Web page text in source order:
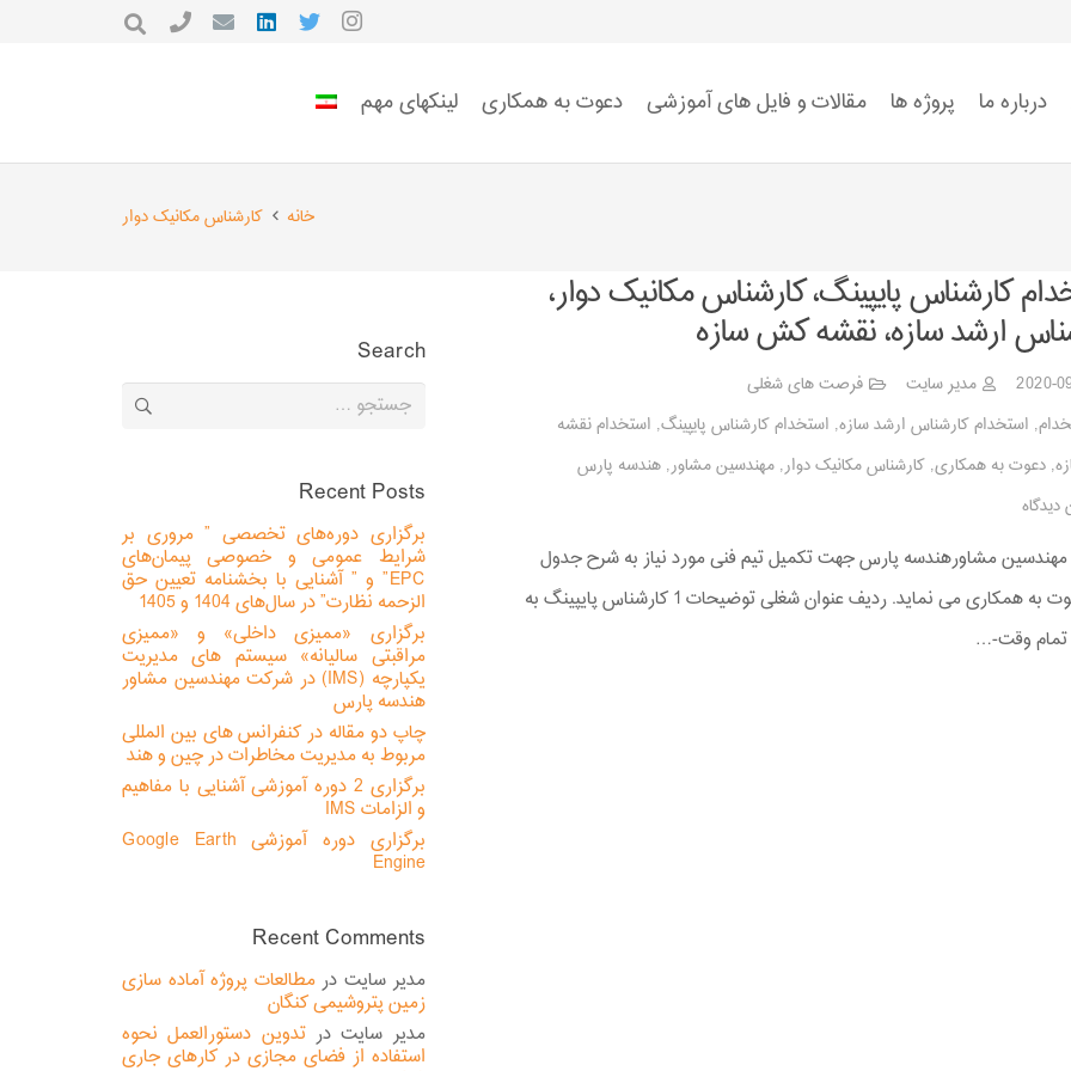
درباره ما پروژه ها مقالات و فایل های آموزشی دعوت به همکاری لینکهای مهم
خانه کارشناس مکانیک دوار
کارشناس پایپینگ، کارشناس مکانیک دوار،
ارشد سازه، نقشه کش سازه
2020- مدیر سایت
فرصت های شغلی
, استخدام کارشناس ارشد سازه, استخدام کارشناس پایپینگ, استخدام نقشه
,دعوت به همکاری,کارشناس مکانیک دوار,مهندسین مشاور,هندسه پارس
دیدگاه
مشاورهندسه پارس جهت تکمیل تیم فنی مورد نیاز به شرح جدول
ذیل دعوت به همکاری می نماید. ردیف عنوان شغلی توضیحات 1 کارشناس پایپینگ به
وقت-…
Search
جستجو
Recent Posts
برگزاری دوره‌های تخصصی ” مروری بر
شرایط عمومی و خصوصی پیمان‌های
EPC” و ” آشنایی با بخشنامه تعیین حق
الزحمه نظارت” در سال‌های 1404 و 1405
برگزاری «ممیزی داخلی» و «ممیزی
مراقبتی سالیانه» سیستم های مدیریت
یکپارچه (IMS) در شرکت مهندسین مشاور
هندسه پارس
چاپ دو مقاله در کنفرانس های بین المللی
مربوط به مدیریت مخاطرات در چین و هند
برگزاری 2 دوره آموزشی آشنایی با مفاهیم
و الزامات IMS
برگزاری دوره آموزشی Google Earth
Engine
Recent Comments
مدیر سایت درمطالعات پروژه آماده سازی
زمین پتروشیمی کنگان
مدیر سایتدرتدوین دستورالعمل نحوه
استفاده از فضای مجازی در کارهای جاری